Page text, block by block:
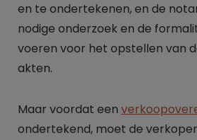
en te ondertekenen, en de
nodige onderzoek en de
voeren voor het opstellen van
akten.
Maar voordat een
ondertekend, moet de